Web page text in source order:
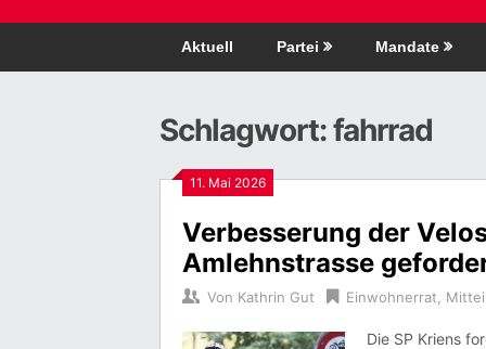
Aktuell Partei Mandate
Schlagwort:fahrrad
11. Mai 2026
Verbesserung der
Amlehnstrasse
Von Kathrin Gut Einwohnerrat
Die SP Kriens